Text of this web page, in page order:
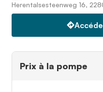
Herentalsesteenweg 16,
Prix à la pompe